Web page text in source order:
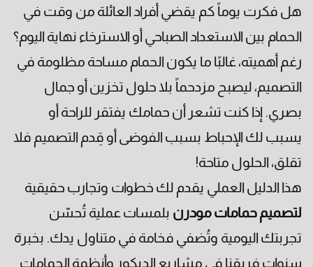
الكنية
هل فكرت يوماً كم يقضي أفراد العائلة من وقت في
الحمام بين الاستعداد الصباحي أو الاسترخاء نهاية اليوم؟
رغم أهميته، غالبًا ما يكون الحمام مساحة مظلومة في
التصميم، ليصبح مزدحماً بلا حلول تخزين أو جمال
بصري. إذا كنت تشعر أن حمامك يفتقر للراحة أو
يسبب لك الإحباط بسبب الفوضى أو قِدم التصميم فلا
تقلق، الحلول متاحة!
هذا الدليل العملي يقدم لك خطوات وتجارب حقيقية
لتصميم حمامات مودرن بلمسات عملية تُحسّن
تجربتك اليومية وتُضفي فخامة في متناول يدك. بخبرة